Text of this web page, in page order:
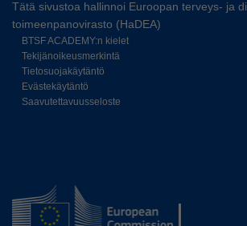
Tätä sivustoa hallinnoi Euroopan terveys- ja
toimeenpanovirasto (HaDEA)
BTSF ACADEMY:n kielet
Tekijänoikeusmerkintä
Tietosuojakäytäntö
Evästekäytäntö
Saavutettavuusseloste